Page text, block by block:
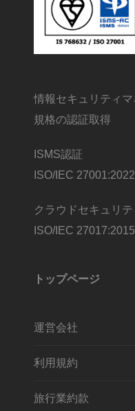
情報セキュリティ
規格の認証取得
ISMS認証
ISO/IEC 27001:2022
クラウドセキュリ
ISO/IEC 27017:2015
トップページ
運営会社
利用規約
旅行業約款